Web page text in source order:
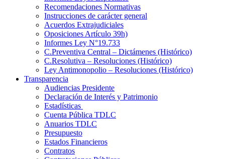
Recomendaciones Normativas
Instrucciones de carácter general
Acuerdos Extrajudiciales
Oposiciones Artículo 39h)
Informes Ley N°19.733
C.Preventiva Central – Dictámenes (Histórico)
C.Resolutiva – Resoluciones (Histórico)
Ley Antimonopolio – Resoluciones (Histórico)
Transparencia
Audiencias Presidente
Declaración de Interés y Patrimonio
Estadísticas
Cuenta Pública TDLC
Anuarios TDLC
Presupuesto
Estados Financieros
Contratos